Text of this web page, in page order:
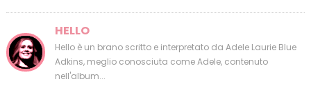
HELLO
Hello è un brano scritto e interpretato da Adele Laurie Blue
Adkins, meglio conosciuta come Adele, contenuto
nell'album...